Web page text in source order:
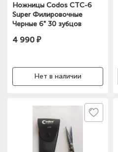
Ножницы Codos CTC-6
Super Филировочные
Черные 6" 30 зубцов
4 990 ₽
Нет в наличии